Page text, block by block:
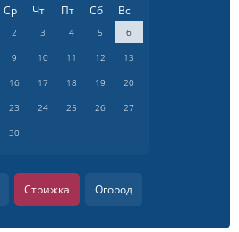
Ср Чт Пт Сб Вс
2 3 4 5
6
9 10 11 12
13
16 17 18 19
20
23 24 25 26
27
30
Стрижка Огород